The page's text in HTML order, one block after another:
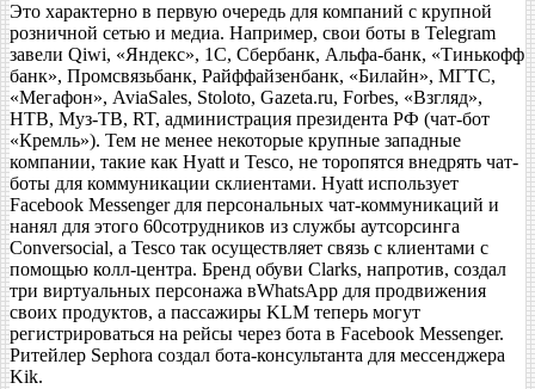
Это характерно в первую очередь для компаний с крупной
розничной сетью и медиа. Например, свои боты в Telegram
завели Qiwi, «Яндекс», 1С, Сбербанк, Альфа-банк, «Тинькофф
банк», Промсвязьбанк, Райффайзенбанк, «Билайн», МГТС,
«Мегафон», AviaSales, Stoloto, Gazeta.ru, Forbes, «Взгляд»,
НТВ, Муз-ТВ, RT, администрация президента РФ (чат-бот
«Кремль»). Тем не менее некоторые крупные западные
компании, такие как Hyatt и Tesco, не торопятся внедрять чат-
боты для коммуникации склиентами. Hyatt использует
Facebook Messenger для персональных чат-коммуникаций и
нанял для этого 60сотрудников из службы аутсорсинга
Conversocial, а Tesco так осуществляет связь с клиентами с
помощью колл-центра. Бренд обуви Clarks, напротив, создал
три виртуальных персонажа вWhatsApp для продвижения
своих продуктов, а пассажиры KLM теперь могут
регистрироваться на рейсы через бота в Facebook Messenger.
Ритейлер Sephora создал бота-консультанта для мессенджера
Kik.